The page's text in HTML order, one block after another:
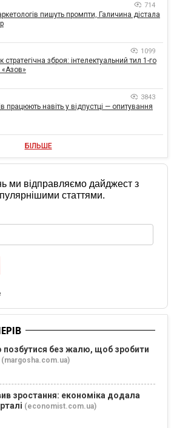
714
пишуть промпти, Галичина дістала
1099
стратегічна зброя: інтелектуальний тил 1-го
3843
працюють навіть у відпустці — опитування
БІЛЬШЕ
ми відправляємо дайджест з
статтями.
позбутися без жалю, щоб зробити
(margosha.com.ua)
зростання: економіка додала
(economist.com.ua)